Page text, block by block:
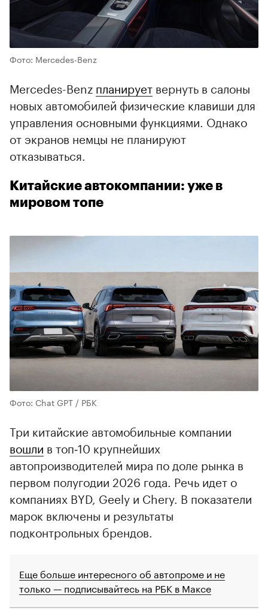
Фото: Mercedes-Benz
Mercedes-Benz планирует вернуть в салоны
новых автомобилей физические клавиши для
управления основными функциями. Однако
от экранов немцы не планируют
отказываться.
Китайские автокомпании: уже в
мировом топе
Фото: Chat GPT / РБК
Три китайские автомобильные компании
вошли в топ‑10 крупнейших
автопроизводителей мира по доле рынка в
первом полугодии 2026 года. Речь идет о
компаниях BYD, Geely и Chery. В показатели
марок включены и результаты
подконтрольных брендов.
Еще больше интересного об автопроме и не
только — подписывайтесь на РБК в Максе